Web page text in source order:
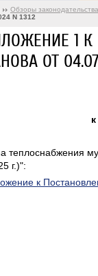
Обзоры законодательства
N 1312
1
ОТ
теплоснабжения
г.)":
к